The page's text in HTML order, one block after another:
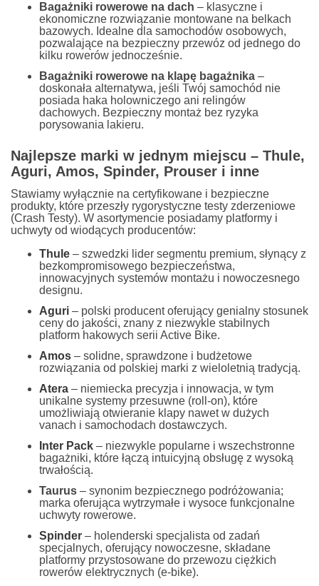
Bagażniki rowerowe na dach – klasyczne i
ekonomiczne rozwiązanie montowane na belkach
bazowych. Idealne dla samochodów osobowych,
pozwalające na bezpieczny przewóz od jednego do
kilku rowerów jednocześnie.
Bagażniki rowerowe na klapę bagażnika –
doskonała alternatywa, jeśli Twój samochód nie
posiada haka holowniczego ani relingów
dachowych. Bezpieczny montaż bez ryzyka
porysowania lakieru.
Najlepsze marki w jednym miejscu – Thule,
Aguri, Amos, Spinder, Prouser i inne
Stawiamy wyłącznie na certyfikowane i bezpieczne
produkty, które przeszły rygorystyczne testy zderzeniowe
(Crash Testy). W asortymencie posiadamy platformy i
uchwyty od wiodących producentów:
Thule – szwedzki lider segmentu premium, słynący z
bezkompromisowego bezpieczeństwa,
innowacyjnych systemów montażu i nowoczesnego
designu.
Aguri – polski producent oferujący genialny stosunek
ceny do jakości, znany z niezwykle stabilnych
platform hakowych serii Active Bike.
Amos – solidne, sprawdzone i budżetowe
rozwiązania od polskiej marki z wieloletnią tradycją.
Atera – niemiecka precyzja i innowacja, w tym
unikalne systemy przesuwne (roll-on), które
umożliwiają otwieranie klapy nawet w dużych
vanach i samochodach dostawczych.
Inter Pack – niezwykle popularne i wszechstronne
bagażniki, które łączą intuicyjną obsługę z wysoką
trwałością.
Taurus – synonim bezpiecznego podróżowania;
marka oferująca wytrzymałe i wysoce funkcjonalne
uchwyty rowerowe.
Spinder – holenderski specjalista od zadań
specjalnych, oferujący nowoczesne, składane
platformy przystosowane do przewozu ciężkich
rowerów elektrycznych (e-bike).